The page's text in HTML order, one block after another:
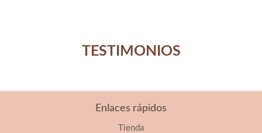
TESTIMONIOS
Enlaces rápidos
Tienda